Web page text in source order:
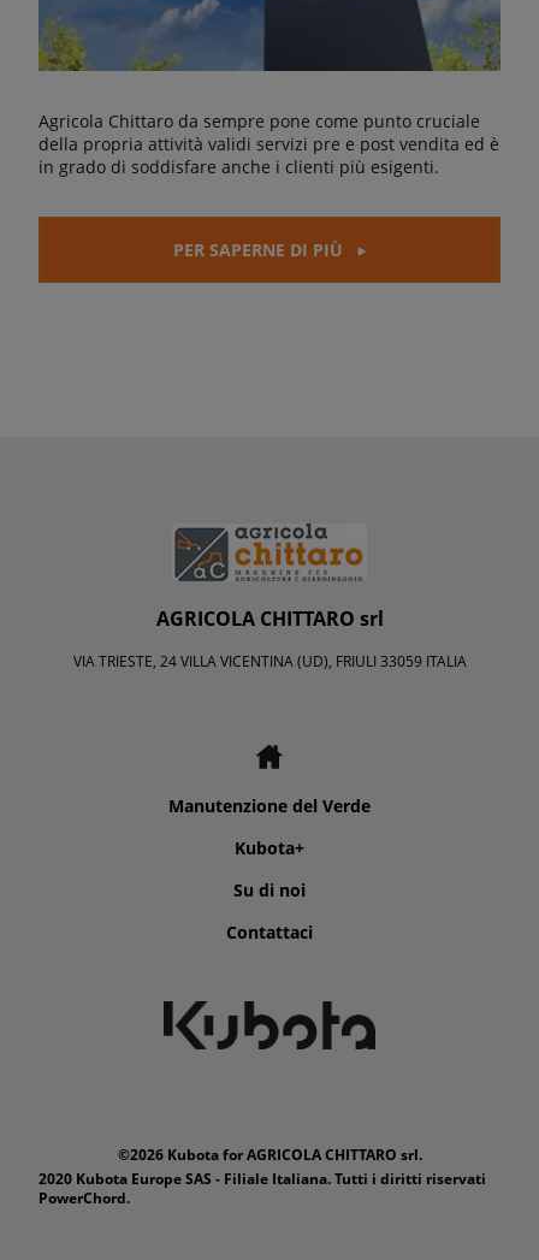
Agricola Chittaro da sempre pone come punto cruciale
della propria attività validi servizi pre e post vendita ed è
in grado di soddisfare anche i clienti più esigenti.
PER SAPERNE DI PIÙ
AGRICOLA CHITTARO srl
VIA TRIESTE, 24 VILLA VICENTINA (UD), FRIULI 33059 ITALIA
Manutenzione del Verde
Kubota+
Su di noi
Contattaci
©2026 Kubota for AGRICOLA CHITTARO srl.
2020 Kubota Europe SAS - Filiale Italiana. Tutti i diritti riservati
PowerChord.